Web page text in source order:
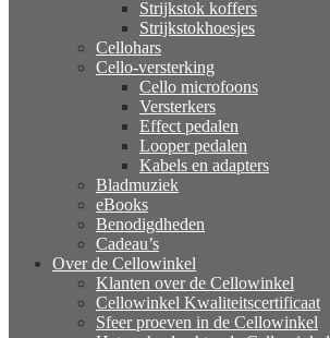
Strijkstok koffers
Strijkstokhoesjes
Cellohars
Cello-versterking
Cello microfoons
Versterkers
Effect pedalen
Looper pedalen
Kabels en adapters
Bladmuziek
eBooks
Benodigdheden
Cadeau’s
Over de Cellowinkel
Klanten over de Cellowinkel
Cellowinkel Kwaliteitscertificaat
Sfeer proeven in de Cellowinkel